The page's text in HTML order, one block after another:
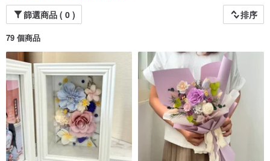
篩選商品 ( 0 )
排序
79 個商品